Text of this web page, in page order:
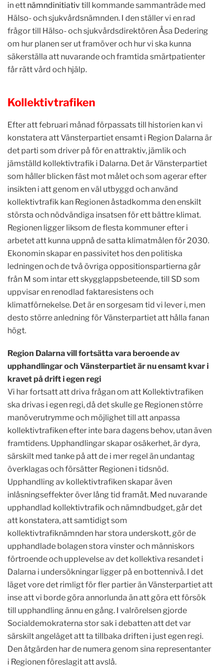
in ett nämndinitiativtill kommande sammanträde med
Hälso- och sjukvårdsnämnden. I den ställer vi en rad
frågor till Hälso- och sjukvårdsdirektören Åsa Dedering
om hur planen ser ut framöver och hur vi ska kunna
säkerställa att nuvarande och framtida smärtpatienter
får rätt vård och hjälp.
Kollektivtrafiken
Efter att februari månad förpassats till historien kan vi
konstatera att Vänsterpartiet ensamt i Region Dalarna är
det parti som driver på för en attraktiv, jämlik och
jämställd kollektivtrafik i Dalarna. Det är Vänsterpartiet
som håller blicken fäst mot målet och som agerar efter
insikten i att genom en väl utbyggd och använd
kollektivtrafik kan Regionen åstadkomma den enskilt
största och nödvändiga insatsen för ett bättre klimat.
Regionen ligger liksom de flesta kommuner efter i
arbetet att kunna uppnå de satta klimatmålen för 2030.
Ekonomin skapar en passivitet hos den politiska
ledningen och de två övriga oppositionspartierna går
från M som intar ett skygglappsbeteende, till SD som
uppvisar en renodlad faktaresistens och
klimatförnekelse. Det är en sorgesam tid vi lever i, men
desto större anledning för Vänsterpartiet att hålla fanan
högt.
Region Dalarna vill fortsätta vara beroende av
upphandlingar och Vänsterpartiet är nu ensamt kvar i
kravet på drift i egen regi
Vi har fortsatt att driva frågan om att Kollektivtrafiken
ska drivas i egen regi, då det skulle ge Regionen större
manöverutrymme och möjlighet till att anpassa
kollektivtrafiken efter inte bara dagens behov, utan även
framtidens. Upphandlingar skapar osäkerhet, är dyra,
särskilt med tanke på att de i mer regel än undantag
överklagas och försätter Regionen i tidsnöd.
Upphandling av kollektivtrafiken skapar även
inlåsningseffekter över lång tid framåt. Med nuvarande
upphandlad kollektivtrafik och nämndbudget, går det
att konstatera, att samtidigt som
kollektivtrafiknämnden har stora underskott, gör de
upphandlade bolagen stora vinster och människors
förtroende och upplevelse av det kollektiva resandet i
Dalarna i undersökningar ligger på en bottennivå. I det
läget vore det rimligt för fler partier än Vänsterpartiet att
inse att vi borde göra annorlunda än att göra ett försök
till upphandling ännu en gång. I valrörelsen gjorde
Socialdemokraterna stor sak i debatten att det var
särskilt angeläget att ta tillbaka driften i just egen regi.
Den åtgärden har de numera genom sina representanter
i Regionen föreslagit att avslå.